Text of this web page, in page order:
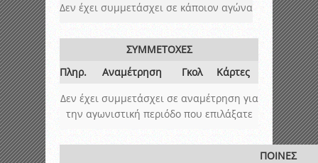
Δεν έχει συμμετάσχει σε κάποιον αγώνα
ΣΥΜΜΕΤΟΧΕΣ
Πληρ.
Αναμέτρηση Γκολ
Κάρτες
Δεν έχει συμμετάσχει σε αναμέτρηση για
την αγωνιστική περιόδο που επιλάξατε
ΠΟΙΝΕΣ